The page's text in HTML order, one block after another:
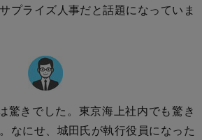
プライズ人事だと話題になっていま
きでした。東京海上社内でも驚き
なにせ、城田氏が執行役員になった